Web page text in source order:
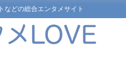
などの総合エンタメサイト